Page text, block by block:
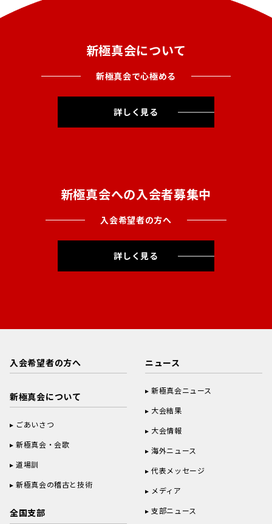
新極真会について
新極真会で心極める
詳しく見る
新極真会への入会者募集中
入会希望者の方へ
詳しく見る
入会希望者の方へ
新極真会について
ごあいさつ
新極真会・会歌
道場訓
新極真会の稽古と技術
全国支部
ニュース
新極真会ニュース
大会結果
大会情報
海外ニュース
代表メッセージ
メディア
支部ニュース